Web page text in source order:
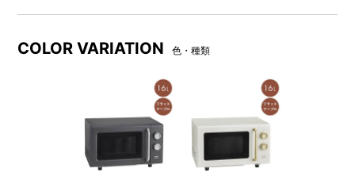
本体はミニマルなカラーで統
ールの2色のカラーバリエーシ
ボタンレス仕様で、直感的に
庫内はターンテーブルをなく
COLOR VARIATION 色・種類